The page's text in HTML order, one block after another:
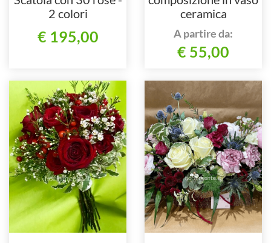
2 colori
€ 195,00
ceramica
A partire da:
€ 55,00